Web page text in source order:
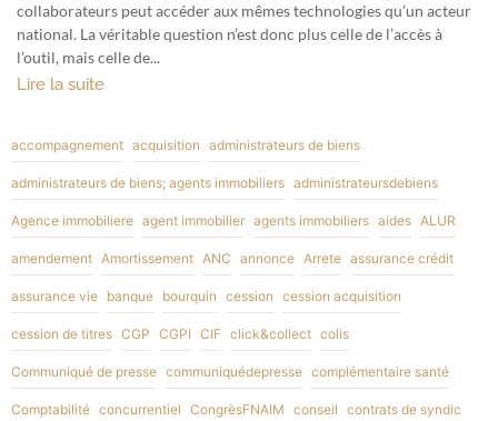
collaborateurs peut accéder aux mêmes technologies qu’un acteur
national. La véritable question n’est donc plus celle de l’accès à
l’outil, mais celle de...
Lire la suite
accompagnement acquisition administrateurs de biens
administrateurs de biens; agents immobiliers administrateursdebiens
Agence immobiliere agent immobilier agents immobiliers aides ALUR
amendement Amortissement ANC annonce Arrete assurance crédit
assurance vie banque bourquin cession cession acquisition
cession de titres CGP CGPI CIF click&collect colis
Communiqué de presse communiquédepresse complémentaire santé
Comptabilité concurrentiel CongrèsFNAIM conseil contrats de syndic